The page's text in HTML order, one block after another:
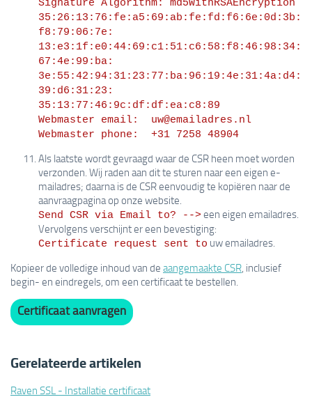
Signature Algorithm: md5WithRSAEncryption
35:26:13:76:fe:a5:69:ab:fe:fd:f6:6e:0d:3b:
f8:79:06:7e:
13:e3:1f:e0:44:69:c1:51:c6:58:f8:46:98:34:
67:4e:99:ba:
3e:55:42:94:31:23:77:ba:96:19:4e:31:4a:d4:
39:d6:31:23:
35:13:77:46:9c:df:df:ea:c8:89
Webmaster email:  uw@emailadres.nl
Webmaster phone:  +31 7258 48904
Als laatste wordt gevraagd waar de CSR heen moet worden
verzonden. Wij raden aan dit te sturen naar een eigen e-
mailadres; daarna is de CSR eenvoudig te kopiëren naar de
aanvraagpagina op onze website.
Send CSR via Email to? -->een eigen emailadres.
Vervolgens verschijnt er een bevestiging:
Certificate request sent to uw emailadres.
Kopieer de volledige inhoud van de aangemaakte CSR, inclusief
begin- en eindregels, om een certificaat te bestellen.
Certificaat aanvragen
Gerelateerde artikelen
Raven SSL - Installatie certificaat